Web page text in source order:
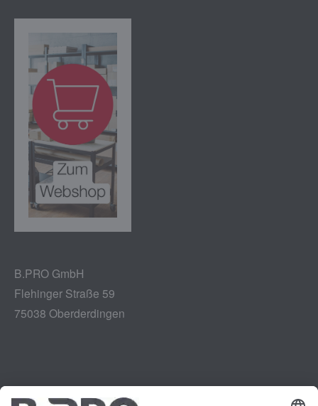
B.PRO GmbH
Flehinger Straße 59
75038 Oberderdingen
Impressum